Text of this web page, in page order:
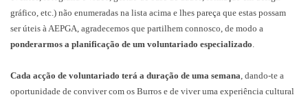
gráfico, etc.) não enumeradas na lista acima e lhes pareça que estas possam
ser úteis à AEPGA, agradecemos que partilhem connosco, de modo a
ponderarmos a planificação de um voluntariado especializado.
Cada acção de voluntariado terá a duração de uma semana, dando-te a
oportunidade de conviver com os Burros e de viver uma experiência cultural